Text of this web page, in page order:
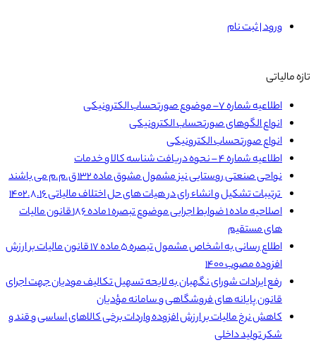
ورود | ثبت نام
تازه مالیاتی
اطلاعیه شماره ۷– موضوع صورتحساب الکترونیکی
انواع الگوهای صورتحساب الکترونیکی
انواع صورتحساب الکترونیکی
اطلاعیه شماره ۴ – نحوه دریافت شناسه کالا و خدمات
نواحی صنعتی روستایی نیز مشمول مشوق ماده ۱۳۲ ق.م.م می باشند
ترتیبات تشکیل و انشاء رای در هیات های حل اختلاف مالیاتی ۱۴۰۲.۸.۱۶
اصلاحیه ماده ۱ ضوابط اجرایی موضوع تبصره ۱ ماده ۱۸۶ قانون مالیات
های مستقیم
اطلاع رسانی به اشخاص مشمول تبصره ۵ ماده ۱۷ قانون مالیات بر ارزش
افزوده مصوب ۱۴۰۰
رفع ایرادات شورای نگهبان به لایحه تسهیل تکالیف مودیان جهت اجرای
قانون پایانه های فروشگاهی و سامانه مؤدیان
کاهش نرخ مالیات بر ارزش افزوده واردات برخی کالاهای اساسی و قند و
شکر تولید داخلی